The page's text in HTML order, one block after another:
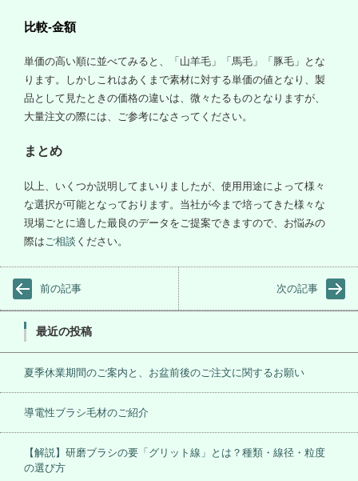
比較-金額
単価の高い順に並べてみると、「山羊毛」「馬毛」「豚毛」とな
ります。しかしこれはあくまで素材に対する単価の値となり、製
品として見たときの価格の違いは、微々たるものとなりますが、
大量注文の際には、ご参考になさってください。
まとめ
以上、いくつか説明してまいりましたが、使用用途によって様々
な選択が可能となっております。当社が今まで培ってきた様々な
現場ごとに適した最良のデータをご提案できますので、お悩みの
際は ご相談 ください。
前の記事 次の記事
最近の投稿
夏季休業期間のご案内と、お盆前後のご注文に関するお願い
導電性ブラシ毛材のご紹介
【解説】研磨ブラシの要「グリット線」とは？種類・線径・粒度
の選び方